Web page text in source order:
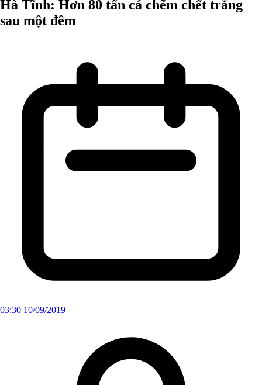
Hà Tĩnh: Hơn 80 tấn cá chẽm chết trắng
sau một đêm
03:30 10/09/2019